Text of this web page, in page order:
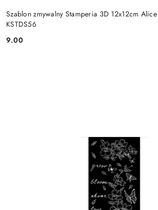
Szablon zmywalny Stamperia 3D 12x12cm
KSTDS56
Cena:
9.00